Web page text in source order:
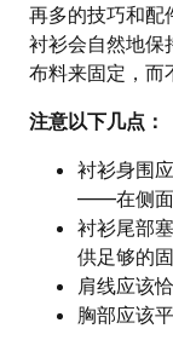
再多的技巧和配
衬衫会自然地保
布料来固定，而
注意以下几点：
衬衫身围
——在侧面
衬衫尾部
供足够的
肩线应该
胸部应该